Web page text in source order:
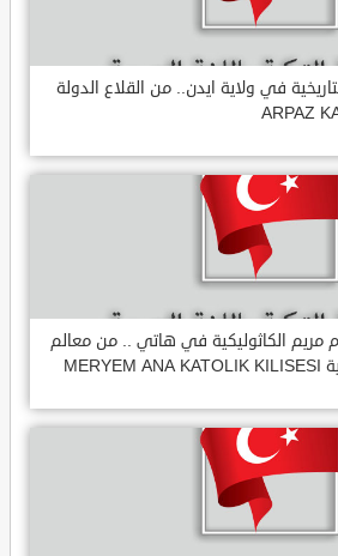
في ولاية ايدن.. من القلاع الدولة
مريم الكاثوليكية في هاتي .. من معالم
المدينة التاريخية والدينية MERYEM ANA KATOLIK KILISESI